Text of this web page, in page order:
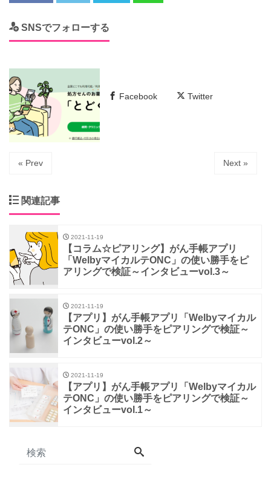
SNSでフォローする
Facebook Twitter
« Prev Next »
関連記事
2021-11-19
【コラム☆ピアリング】がん手帳アプリ
「WelbyマイカルテONC」の使い勝手をピ
アリングで検証～インタビューvol.3～
2021-11-19
【アプリ】がん手帳アプリ「Welbyマイカル
テONC」の使い勝手をピアリングで検証～
インタビューvol.2～
2021-11-19
【アプリ】がん手帳アプリ「Welbyマイカル
テONC」の使い勝手をピアリングで検証～
インタビューvol.1～